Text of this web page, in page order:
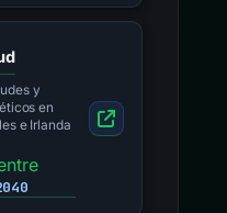
y
en
e Irlanda